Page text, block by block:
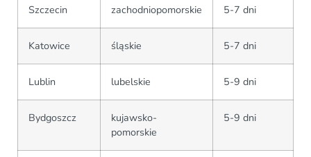
Szczecin zachodniopomorskie 5-7 dni
Katowice śląskie 5-7 dni
Lublin lubelskie 5-9 dni
Bydgoszcz
kujawsko-
pomorskie
5-9 dni